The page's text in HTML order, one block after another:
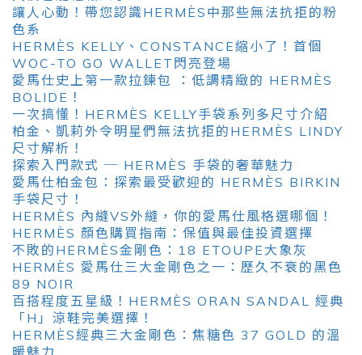
讓人心動！帶您認識HERMÈS中那些無法抗拒的粉
色系
HERMÈS KELLY、CONSTANCE縮小了！首個
WOC-TO GO WALLET閃亮登場
愛馬仕史上第一款拉鍊包 ：低調精緻的 HERMÈS
BOLIDE！
一次搞懂！HERMÈS KELLY手袋系列多尺寸介紹
柏金、凱莉外令明星們無法抗拒的HERMÈS LINDY
尺寸解析！
探索入門款式 ─ HERMÈS 手袋的奢華魅力
愛馬仕柏金包：探索最受歡迎的 HERMÈS BIRKIN
手袋尺寸！
HERMÈS 內縫VS外縫，你的愛馬仕風格選哪個！
HERMÈS 顏色購買指南：保值與最佳投資選擇
不敗的HERMÈS金剛色：18 ETOUPE大象灰
HERMÈS 愛馬仕三大金剛色之一：歷久不衰的黑色
89 NOIR
百搭程度五星級！HERMÈS ORAN SANDAL 經典
「H」涼鞋完美選擇！
HERMÈS經典三大金剛色：焦糖色 37 GOLD 的溫
暖魅力